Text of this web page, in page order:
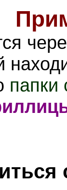
папки